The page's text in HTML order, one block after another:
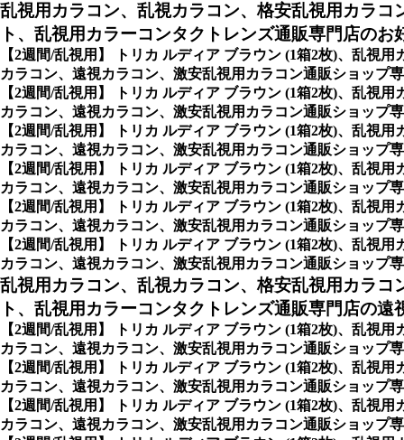
乱視用カラコン、乱視カラコン、格安乱視用カラ
ト、乱視用カラーコンタクトレンズ通販専門店のお
【2週間/乱視用】 トリカ ルディア ブラウン (1箱2枚)、乱視
カラコン、遠視カラコン、激安乱視用カラコン通販ショップ
【2週間/乱視用】 トリカ ルディア ブラウン (1箱2枚)、乱視
カラコン、遠視カラコン、激安乱視用カラコン通販ショップ
【2週間/乱視用】 トリカ ルディア ブラウン (1箱2枚)、乱視
カラコン、遠視カラコン、激安乱視用カラコン通販ショップ
【2週間/乱視用】 トリカ ルディア ブラウン (1箱2枚)、乱視
カラコン、遠視カラコン、激安乱視用カラコン通販ショップ
【2週間/乱視用】 トリカ ルディア ブラウン (1箱2枚)、乱視
カラコン、遠視カラコン、激安乱視用カラコン通販ショップ
【2週間/乱視用】 トリカ ルディア ブラウン (1箱2枚)、乱視
カラコン、遠視カラコン、激安乱視用カラコン通販ショップ
乱視用カラコン、乱視カラコン、格安乱視用カラ
ト、乱視用カラーコンタクトレンズ通販専門店の
【2週間/乱視用】 トリカ ルディア ブラウン (1箱2枚)、乱視
カラコン、遠視カラコン、激安乱視用カラコン通販ショップ
【2週間/乱視用】 トリカ ルディア ブラウン (1箱2枚)、乱視
カラコン、遠視カラコン、激安乱視用カラコン通販ショップ
【2週間/乱視用】 トリカ ルディア ブラウン (1箱2枚)、乱視
カラコン、遠視カラコン、激安乱視用カラコン通販ショップ